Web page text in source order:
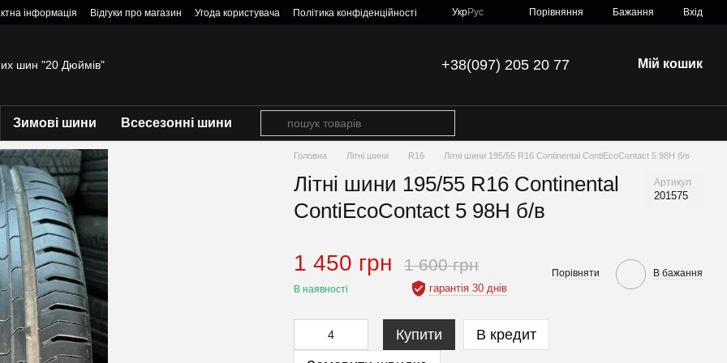
інформація Відгуки про магазин Угода користувача Політика конфіденційності УкрРус Порівняння Бажання Вхід
шин "20 Дюймів" +38(097) 205 20 77 Мій кошик
Зимові шини Всесезонні шини
Головна Літні шини R16 Літні шини 195/55 R16 Continental ContiEcoContact 5 98H б/в
Літні шини 195/55 R16 Continental
ContiEcoContact 5 98H б/в
Артикул
201575
1 450 грн 1 600 грн
гарантія 30 днів
В наявності
Порівняти В бажання
Купити
В кредит